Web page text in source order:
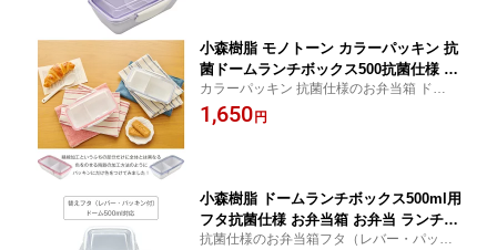
小森樹脂 モノトーン カラーパッキン 抗
菌ドームランチボックス500抗菌仕様 お
弁当箱 お弁当 ランチボックス 一段 1段
容量 本体500ml 電子レンジ対応 食洗機
カラーパッキン 抗菌仕様のお弁当箱 ドーム
型のフタがごはんやおかずを潰さず盛り付
けをキープ！
1,650 円
小森樹脂 ドームランチボックス500ml用
フタ抗菌仕様 お弁当箱 お弁当 ランチボ
ックス 一段 1段 容量 本体500ml 食洗機
抗菌仕様のお弁当箱フタ（レバー・パッキ